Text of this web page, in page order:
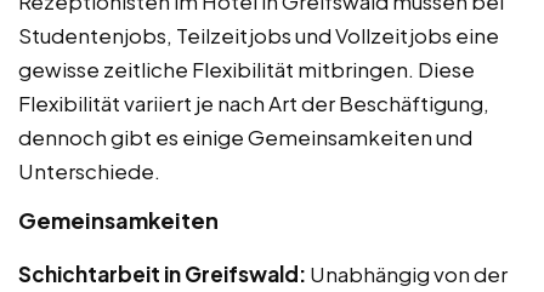
Studentenjobs, Teilzeitjobs und Vollzeitjobs eine
gewisse zeitliche Flexibilität mitbringen. Diese
Flexibilität variiert je nach Art der Beschäftigung,
dennoch gibt es einige Gemeinsamkeiten und
Unterschiede.
Gemeinsamkeiten
Schichtarbeit in Greifswald: Unabhängig von der